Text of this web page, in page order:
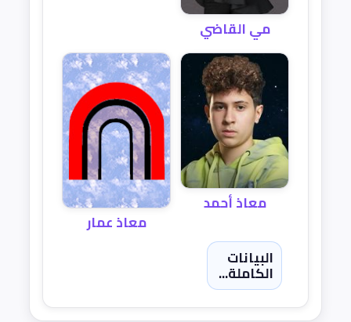
مي القاضي
معاذ أحمد
معاذ عمار
البيانات
الكاملة...